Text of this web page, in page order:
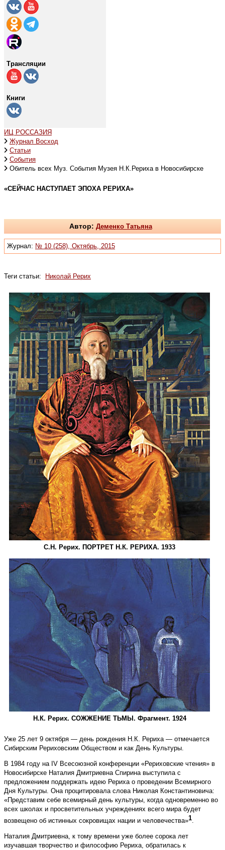
Трансляции
Книги
ИЦ РОССАЗИЯ
Журнал Восход
Статьи
События
Обитель всех Муз. События Музея Н.К.Рериха в Новосибирске
«СЕЙЧАС НАСТУПАЕТ ЭПОХА РЕРИХА»
Автор: Деменко Татьяна
Журнал: № 10 (258), Октябрь, 2015
Теги статьи: Николай Рерих
С.Н. Рерих. ПОРТРЕТ Н.К. РЕРИХА. 1933
Н.К. Рерих. СОЖЖЕНИЕ ТЬМЫ. Фрагмент. 1924
Уже 25 лет 9 октября — день рождения Н.К. Рериха — отмечается
Сибирским Рериховским Обществом и как День Культуры.
В 1984 году на IV Всесоюзной конференции «Рериховские чтения» в
Новосибирске Наталия Дмитриевна Спирина выступила с
предложением поддержать идею Рериха о проведении Всемирного
Дня Культуры. Она процитировала слова Николая Константиновича:
«Представим себе всемирный день культуры, когда одновременно во
всех школах и просветительных учреждениях всего мира будет
возвещено об истинных сокровищах нации и человечества»1.
Наталия Дмитриевна, к тому времени уже более сорока лет
изучавшая творчество и философию Рериха, обратилась к